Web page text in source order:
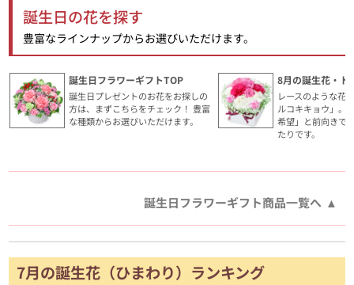
誕生日の花を探す
豊富なラインナップからお選びいただけます。
誕生日フラワーギフトTOP
誕生日プレゼントのお花をお探しの
方は、まずこちらをチェック！ 豊富
な種類からお選びいただけます。
8月の誕生花・ト
レースのような花
ルコキキョウ」。
希望」と前向きで
たりです。
誕生日フラワーギフト商品一覧へ
7月の誕生花（ひまわり）ランキング